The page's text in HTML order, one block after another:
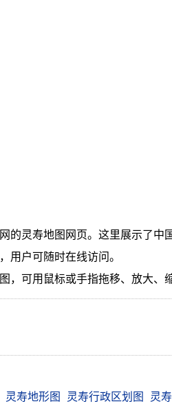
的灵寿地图网页。这里展示了
用户可随时在线访问。
，可用鼠标或手指拖移、放大、
灵寿地形图 灵寿行政区划图 灵